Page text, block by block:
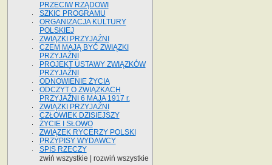
PRZECIW RZĄDOWI
SZKIC PROGRAMU
ORGANIZACJA KULTURY
POLSKIEJ
ZWIĄZKI PRZYJAŹNI
CZEM MAJĄ BYĆ ZWIĄZKI
PRZYJAŹNI
PROJEKT USTAWY ZWIĄZKÓW
PRZYJAŹNI
ODNOWIENIE ŻYCIA
ODCZYT O ZWIĄZKACH
PRZYJAŹNI 6 MAJA 1917 r.
ZWIĄZKI PRZYJAŹNI
CZŁOWIEK DZISIEJSZY
ŻYCIE I SŁOWO
ZWIĄZEK RYCERZY POLSKI
PRZYPISY WYDAWCY
SPIS RZECZY
zwiń wszystkie
rozwiń wszystkie